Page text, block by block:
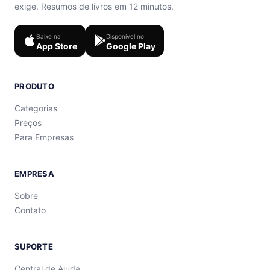
exige. Resumos de livros em 12 minutos.
Baixe na
App Store
Disponível no
Google Play
PRODUTO
Categorias
Preços
Para Empresas
EMPRESA
Sobre
Contato
SUPORTE